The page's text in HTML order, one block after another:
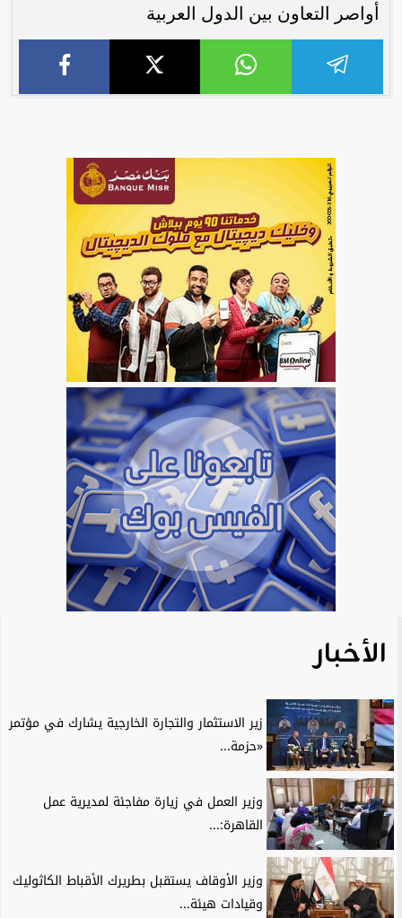
أواصر التعاون بين الدول العربية
الأخبار
زير الاستثمار والتجارة الخارجية يشارك في مؤتمر
«حزمة...
وزير العمل في زيارة مفاجئة لمديرية عمل
القاهرة:...
وزير الأوقاف يستقبل بطريرك الأقباط الكاثوليك
وقيادات هيئة...